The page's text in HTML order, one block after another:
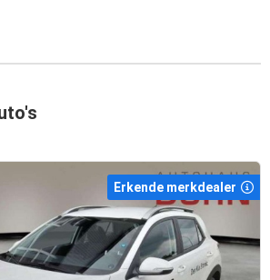
Erkende merkdealer